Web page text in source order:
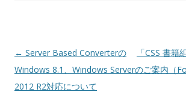
投稿ナビゲーション
← Server Based Converterの
Windows 8.1、Windows Server
2012 R2対応について
「CSS 書
のご案内（